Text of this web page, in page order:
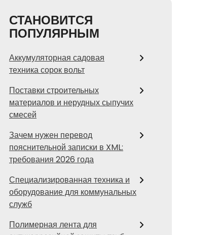
СТАНОВИТСЯ
ПОПУЛЯРНЫМ
Аккумуляторная садовая
техника сорок вольт
Поставки строительных
материалов и нерудных сыпучих
смесей
Зачем нужен перевод
пояснительной записки в XML:
требования 2026 года
Специализированная техника и
оборудование для коммунальных
служб
Полимерная лента для